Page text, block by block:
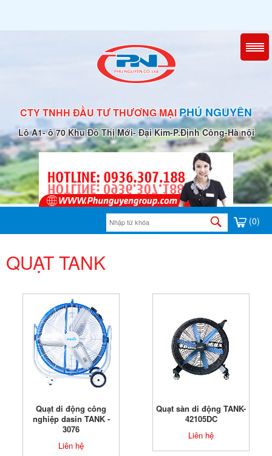
CTY TNHH ĐẦU TƯ THƯƠNG MẠIPHÚ NGUYÊN
Lô A1- ô 70 Khu Đô Thị Mới- Đại Kim-P.Định Công-Hà nội
(0)
QUẠT TANK
Quạt di động công
nghiệp dasin TANK -
3076
Liên hệ
Quạt sàn di động TANK-
42105DC
Liên hệ